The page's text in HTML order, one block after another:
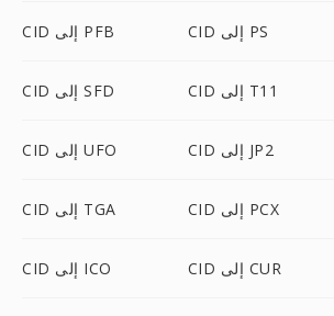
CID إلى PFB CID إلى PS
CID إلى SFD CID إلى T11
CID إلى UFO CID إلى JP2
CID إلى TGA CID إلى PCX
CID إلى ICO CID إلى CUR